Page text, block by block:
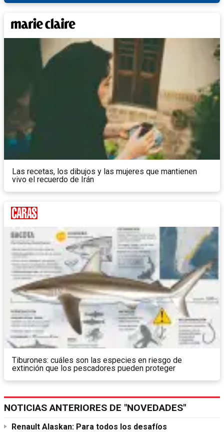
Las recetas, los dibujos y las mujeres que mantienen
vivo el recuerdo de Irán
Tiburones: cuáles son las especies en riesgo de
extinción que los pescadores pueden proteger
NOTICIAS ANTERIORES DE "NOVEDADES"
Renault Alaskan: Para todos los desafíos